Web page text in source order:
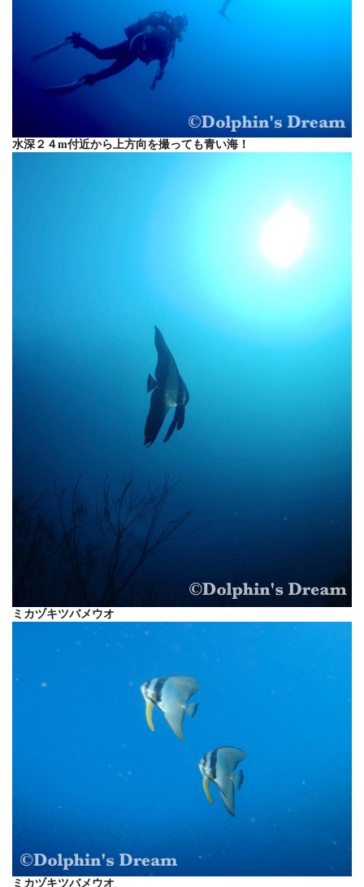
水深２４m付近から上方向を撮っても青い海！
ミカヅキツバメウオ
ミカヅキツバメウオ